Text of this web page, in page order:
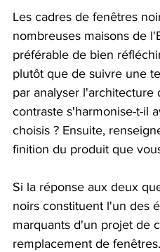
Les cadres de fenêtres
nombreuses maisons de
préférable de bien
plutôt que de suivre une
par analyser l'architecture
contraste s'harmonise-t-il
choisis ? Ensuite,
finition du produit que
Si la réponse aux deux
noirs constituent l'un des
marquants d'un projet de
remplacement de fenêtres.